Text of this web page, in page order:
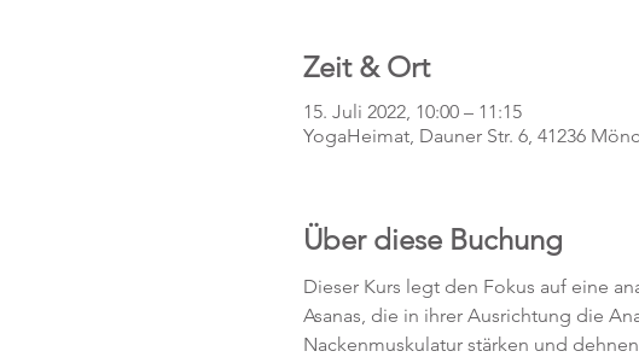
Zeit & Ort
15. Juli 2022, 10:00 – 11:15
YogaHeimat, Dauner Str. 6, 41236
Über diese Buchung
Dieser Kurs legt den Fokus auf eine
Asanas, die in ihrer Ausrichtung die
Nackenmuskulatur stärken und